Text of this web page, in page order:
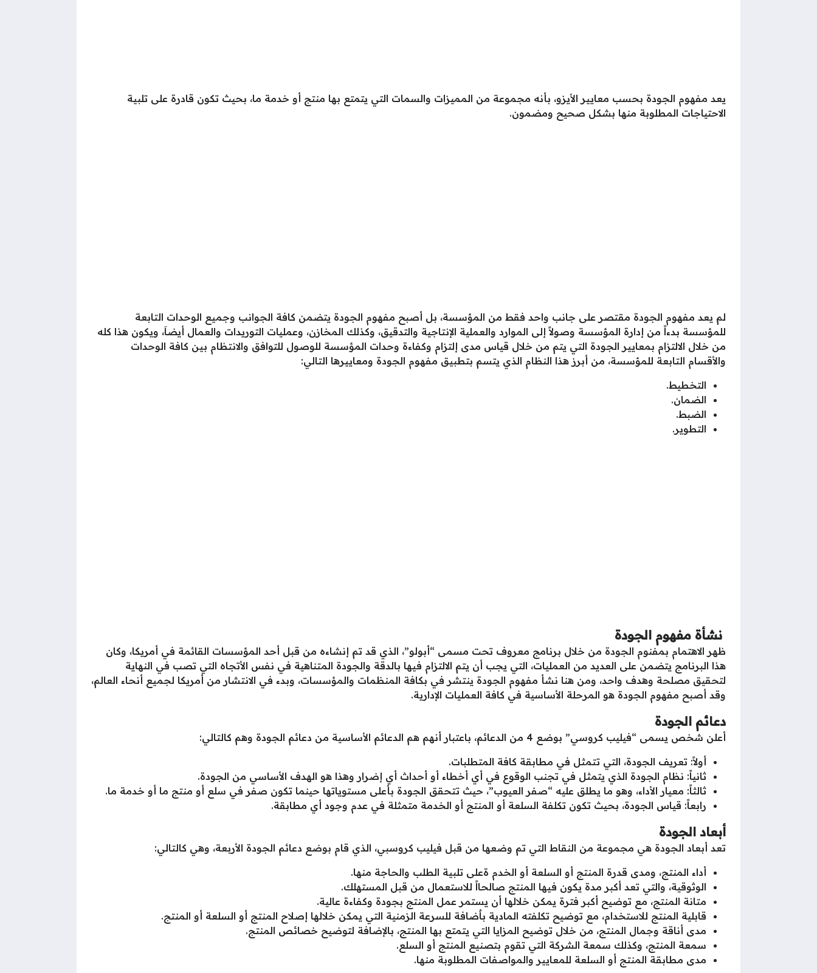
يعد مفهوم الجودة بحسب معايير الأيزو، بأنه مجموعة من المميزات والسمات التي يتمتع بها منتج أو خدمة ما، بحيث تكون قادرة على تلبية
الاحتياجات المطلوبة منها بشكل صحيح ومضمون.
لم يعد مفهوم الجودة مقتصر على جانب واحد فقط من المؤسسة، بل أصبح مفهوم الجودة يتضمن كافة الجوانب وجميع الوحدات التابعة
للمؤسسة بدءاً من إدارة المؤسسة وصولاً إلى الموارد والعملية الإنتاجية والتدقيق، وكذلك المخازن، وعمليات التوريدات والعمال أيضاَ، ويكون هذا كله
من خلال الالتزام بمعايير الجودة التي يتم من خلال قياس مدى إلتزام وكفاءة وحدات المؤسسة للوصول للتوافق والانتظام بين كافة الوحدات
والأقسام التابعة للمؤسسة، من أبرز هذا النظام الذي يتسم بتطبيق مفهوم الجودة ومعاييرها التالي:
التخطيط.
الضمان.
الضبط.
التطوير.
نشأة مفهوم الجودة
ظهر الاهتمام بمفنوم الجودة من خلال برنامج معروف تحت مسمى “أبولو”، الذي قد تم إنشاءه من قبل أحد المؤسسات القائمة في أمريكا، وكان
هذا البرنامج يتضمن على العديد من العمليات، التي يجب أن يتم الالتزام فيها بالدقة والجودة المتناهية في نفس الأتجاه التي تصب في النهاية
لتحقيق مصلحة وهدف واحد، ومن هنا نشأ مفهوم الجودة ينتشر في بكافة المنظمات والمؤسسات، وبدء في الانتشار من أمريكا لجميع أنحاء العالم،
وقد أصبح مفهوم الجودة هو المرحلة الأساسية في كافة العمليات الإدارية.
دعائم الجودة
أعلن شخص يسمى “فيليب كروسي” بوضع 4 من الدعائم، باعتبار أنهم هم الدعائم الأساسية من دعائم الجودة وهم كالتالي:
أولاً: تعريف الجودة، التي تتمثل في مطابقة كافة المتطلبات.
ثانياً: نظام الجودة الذي يتمثل في تجنب الوقوع في أي أخطاء أو أحداث أي إضرار وهذا هو الهدف الأساسي من الجودة.
ثالثاً: معيار الأداء، وهو ما يطلق عليه “صفر العيوب”، حيث تتحقق الجودة بأعلى مستوياتها حينما تكون صفر في سلع أو منتج ما أو خدمة ما.
رابعاً: قياس الجودة، بحيث تكون تكلفة السلعة أو المنتج أو الخدمة متمثلة في عدم وجود أي مطابقة.
أبعاد الجودة
تعد أبعاد الجودة هي مجموعة من النقاط التي تم وضعها من قبل فيليب كروسبي، الذي قام بوضع دعائم الجودة الأربعة، وهي كالتالي:
أداء المنتج، ومدى قدرة المنتج أو السلعة أو الخدم ةعلى تلبية الطلب والحاجة منها.
الوثوقية، والتي تعد أكبر مدة يكون فيها المنتج صالحااً للاستعمال من قبل المستهلك.
متانة المنتج، مع توضيح أكبر فترة يمكن خلالها أن يستمر عمل المنتج بجودة وكفاءة عالية.
قابلية المنتج للاستخدام، مع توضيح تكلفته المادية باٌضافة للسرعة الزمنية التي يمكن خلالها إصلاح المنتج أو السلعة أو المنتج.
مدى أناقة وجمال المنتج، من خلال توضيح المزايا التي يتمتع بها المنتج، بالإضافة لتوضيح خصائص المنتج.
سمعة المنتج، وكذلك سمعة الشركة التي تقوم بتصنيع المنتج أو السلع.
مدى مطابقة المنتج أو السلعة للمعايير والمواصفات المطلوبة منها.